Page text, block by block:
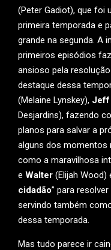
(Peter Gadiot), que foi
primeira temporada e
grande na segunda. A
primeiros episódios
ansioso pela
destaque dessa
(Melaine Lynskey), Jeff
Desjardins), fazendo
planos para salvar a
alguns dos momentos
como a maravilhosa
e Walter (Elijah Wood)
cidadão” para
servindo também
dessa temporada.
Mas tudo parece ir